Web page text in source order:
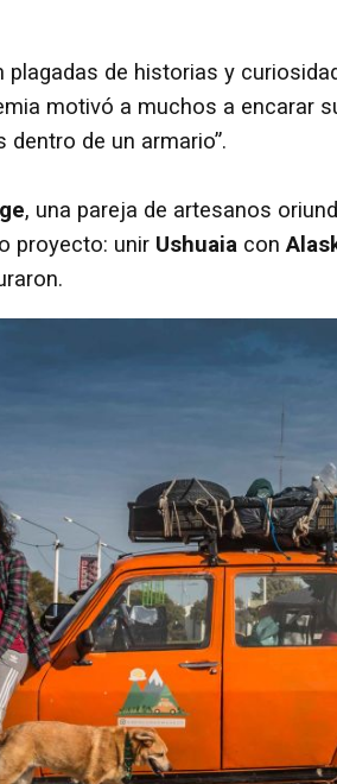
de historias y
motivó a muchos a encarar
dentro de un armario”.
, una pareja de artesanos
proyecto: unir Ushuaia con